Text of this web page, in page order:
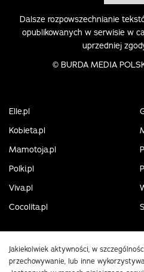
Dalsze rozpowszechnianie
opublikowanych w serwisie w
uprzedniej
© BURDA MEDIA
Elle.pl
Kobieta.pl
Mamotoja.pl
Polki.pl
Viva.pl
Cocolita.pl
Jakiekolwiek aktywności, w
przechowywanie, lub inne